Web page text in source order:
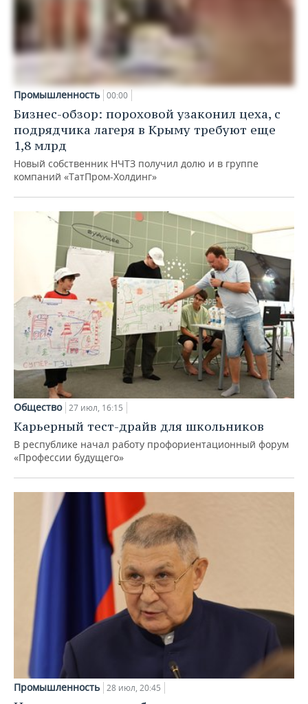
Промышленность 00:00
Бизнес-обзор: пороховой узаконил цеха, с
подрядчика лагеря в Крыму требуют еще
1,8 млрд
Новый собственник НЧТЗ получил долю и в группе
компаний «ТатПром-Холдинг»
Общество 27 июл, 16:15
Карьерный тест-драйв для школьников
В республике начал работу профориентационный форум
«Профессии будущего»
Промышленность 28 июл, 20:45